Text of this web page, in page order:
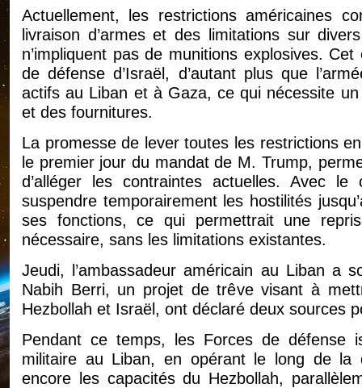
Actuellement, les restrictions américaines
livraison d’armes et des limitations sur
n’impliquent pas de munitions explosives.
de défense d’Israël, d’autant plus que
actifs au Liban et à Gaza, ce qui nécessite
et des fournitures.
La promesse de lever toutes les restrictions
le premier jour du mandat de M. Trump,
d’alléger les contraintes actuelles. Avec
suspendre temporairement les hostilités
ses fonctions, ce qui permettrait une
nécessaire, sans les limitations existantes.
Jeudi, l’ambassadeur américain au Liban a
Nabih Berri, un projet de trêve visant à
Hezbollah et Israël, ont déclaré deux sources
Pendant ce temps, les Forces de défense
militaire au Liban, en opérant le long de la
encore les capacités du Hezbollah,